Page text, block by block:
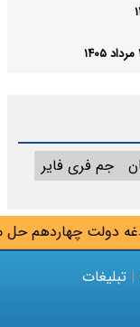
دولت چهاردهم حل
جم فری فایر
| تبلیغات